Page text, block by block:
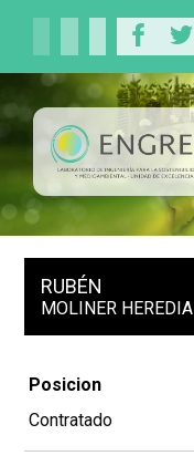
RUBÉN
MOLINER HEREDIA
Posicion
Contratado